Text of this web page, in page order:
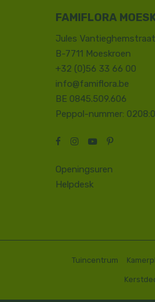
FAMIFLORA
Jules
B-7711 Moeskroen
+32 (0)56 33 66 00
info@famiflora.be
BE 0845.509.606
Peppol-nummer:
Openingsuren
Helpdesk
Tuincentrum